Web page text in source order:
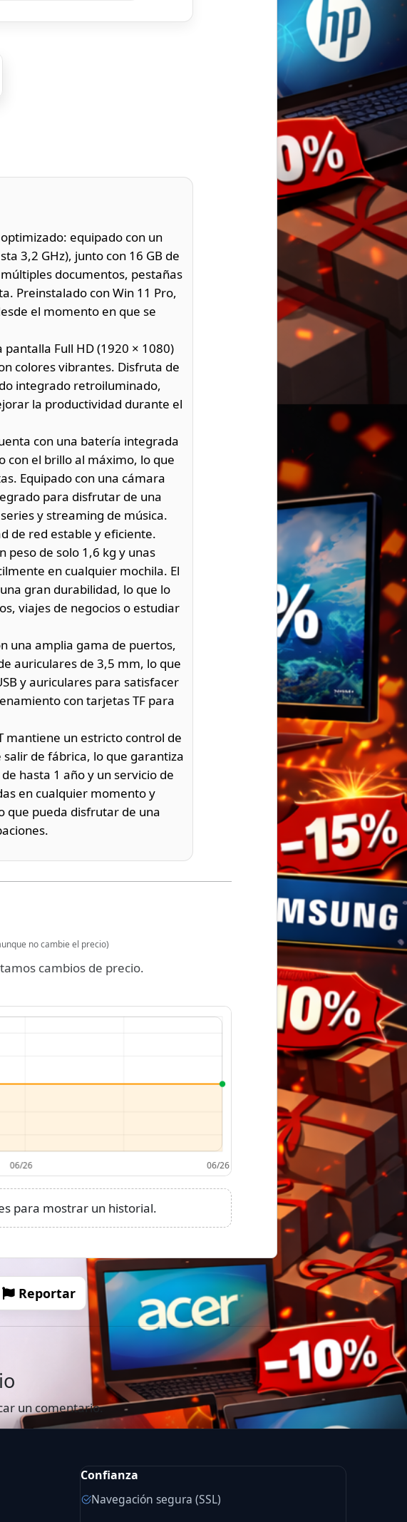
equipado con un
3,2 GHz), junto con 16 GB de
documentos, pestañas
Preinstalado con Win 11 Pro,
el momento en que se
Full HD (1920 × 1080)
colores vibrantes. Disfruta de
integrado retroiluminado,
la productividad durante el
con una batería integrada
con el brillo al máximo, lo que
Equipado con una cámara
para disfrutar de una
y streaming de música.
de red estable y eficiente.
peso de solo 1,6 kg y unas
en cualquier mochila. El
gran durabilidad, lo que lo
viajes de negocios o estudiar
una amplia gama de puertos,
auriculares de 3,5 mm, lo que
y auriculares para satisfacer
con tarjetas TF para
mantiene un estricto control de
de fábrica, lo que garantiza
hasta 1 año y un servicio de
en cualquier momento y
que pueda disfrutar de una
no cambie el precio)
cambios de precio.
para mostrar un historial.
Reportar
un comentario.
Confianza
Navegación segura (SSL)